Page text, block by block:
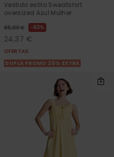
Vestido estilo Sweatshirt
oversized Azul Mulher
65,00 € 63%
24,37 €
OFERTAS
DUPLA PROMO 25% EXTRA